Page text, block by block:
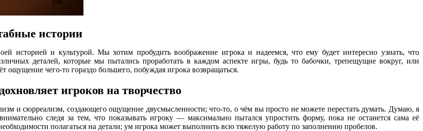
истории
историей и культурой. Мы хотим пробудить воображение игрока и надеемся, что ему будет интересно узнать, что
деталей, которые мы пытались проработать в каждом аспекте игры, будь то бабочки, трепещущие вокруг, или
чего-то гораздо большего, побуждая игрока возвращаться.
игроков на творчество
и сюрреализм, создающего ощущение двусмысленности; что-то, о чём вы просто не можете перестать думать. Думаю, я
следя за тем, что показывать игроку — максимально пытался упростить форму, пока не останется сама её
полагаться на детали; ум игрока может выполнить всю тяжелую работу по заполнению пробелов.